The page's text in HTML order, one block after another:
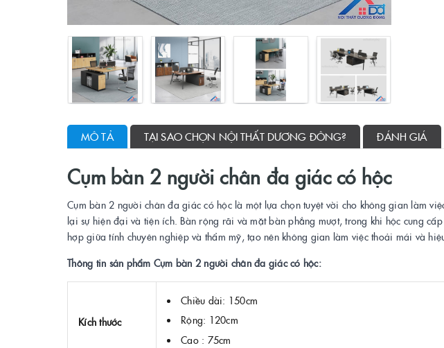
MÔ TẢ TẠI SAO CHỌN NỘI THẤT DƯƠNG ĐÔNG? ĐÁNH GIÁ
Cụm bàn 2 người chân đa giác có hộc
Cụm bàn 2 người chân đa giác có hộc là một lựa chọn tuyệt vời cho không gian làm
lại sự hiện đại và tiện ích. Bàn rộng rãi và mặt bàn phẳng mượt, trong khi hộc cung
hợp giữa tính chuyên nghiệp và thẩm mỹ, tạo nên không gian làm việc thoải mái và
Thông tin sản phẩm Cụm bàn 2 người chân đa giác có hộc:
Kích thước
Chiều dài: 150cm
Rộng: 120cm
Cao : 75cm